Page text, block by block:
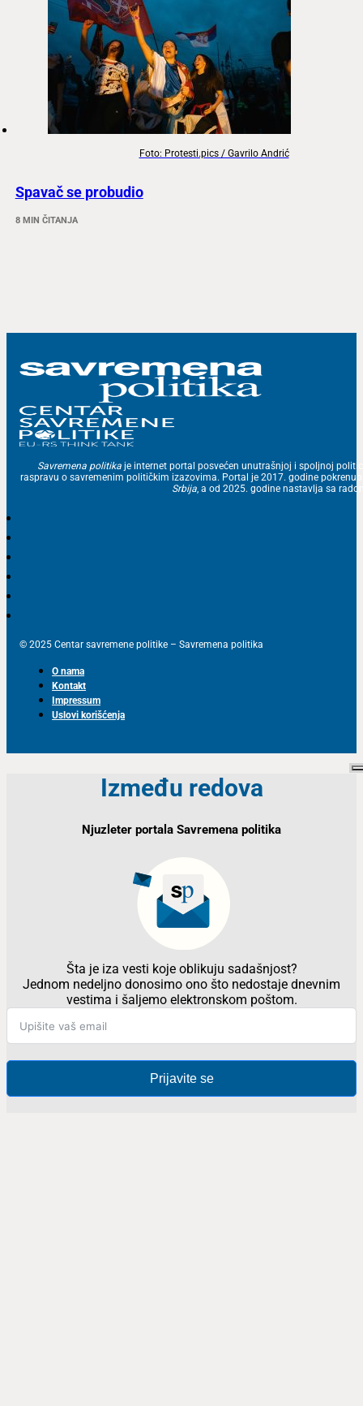
Foto: Protesti.pics / Gavrilo Andrić
Spavač se probudio
8 MIN ČITANJA
Savremena politika je internet portal posvećen unutrašnjoj i spoljnoj
raspravu o savremenim političkim izazovima. Portal je 2017. godine
Srbija , a od 2025. godine nastavlja sa
© 2025 Centar savremene politike – Savremena politika
O nama
Kontakt
Impressum
Uslovi korišćenja
Između redova
Njuzleter portala Savremena politika
Šta je iza vesti koje oblikuju sadašnjost?
Jednom nedeljno donosimo ono što nedostaje dnevnim
vestima i šaljemo elektronskom poštom.
Prijavite se